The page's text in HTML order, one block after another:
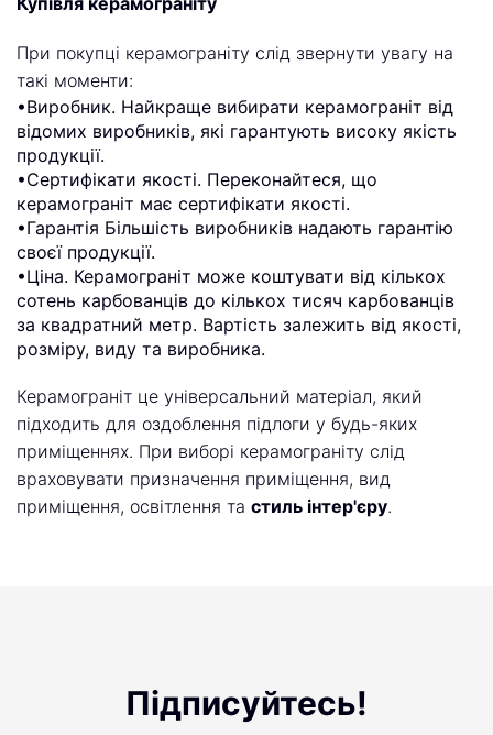
При покупці керамограніту слід звернути увагу на
такі моменти:
•Виробник. Найкраще вибирати керамограніт від
відомих виробників, які гарантують високу якість
продукції.
•Сертифікати якості. Переконайтеся, що
керамограніт має сертифікати якості.
•Гарантія Більшість виробників надають гарантію
своєї продукції.
•Ціна. Керамограніт може коштувати від кількох
сотень карбованців до кількох тисяч карбованців
за квадратний метр. Вартість залежить від якості,
розміру, виду та виробника.
Керамограніт це універсальний матеріал, який
підходить для оздоблення підлоги у будь-яких
приміщеннях. При виборі керамограніту слід
враховувати призначення приміщення, вид
приміщення, освітлення та стиль інтер'єру.
Підписуйтесь!